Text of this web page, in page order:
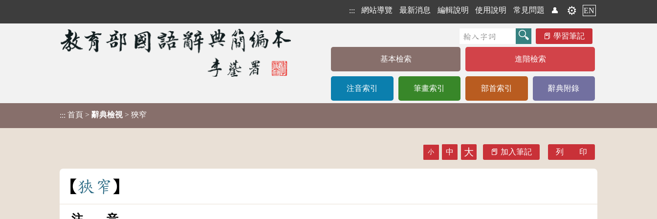
::: 網站導覽 最新消息 編輯說明 使用說明 常見問題 👤 ⚙️ EN
學習筆記
基本檢索 進階檢索
注音索引 筆畫索引 部首索引 辭典附錄
::: 首頁 > 辭典檢視 > 狹窄
小 中 大 加入筆記 列 印
狹 窄